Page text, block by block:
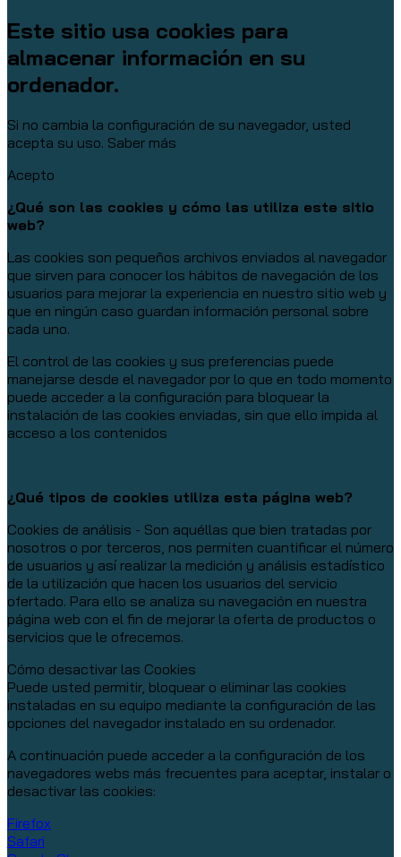
Este sitio usa cookies para
almacenar información en su
ordenador.
Si no cambia la configuración de su navegador, usted
acepta su uso. Saber más
Acepto
¿Qué son las cookies y cómo las utiliza este sitio
web?
Las cookies son pequeños archivos enviados al navegador
que sirven para conocer los hábitos de navegación de los
usuarios para mejorar la experiencia en nuestro sitio web y
que en ningún caso guardan información personal sobre
cada uno.
El control de las cookies y sus preferencias puede
manejarse desde el navegador por lo que en todo momento
puede acceder a la configuración para bloquear la
instalación de las cookies enviadas, sin que ello impida al
acceso a los contenidos
¿Qué tipos de cookies utiliza esta página web?
Cookies de análisis - Son aquéllas que bien tratadas por
nosotros o por terceros, nos permiten cuantificar el número
de usuarios y así realizar la medición y análisis estadístico
de la utilización que hacen los usuarios del servicio
ofertado. Para ello se analiza su navegación en nuestra
página web con el fin de mejorar la oferta de productos o
servicios que le ofrecemos.
Cómo desactivar las Cookies
Puede usted permitir, bloquear o eliminar las cookies
instaladas en su equipo mediante la configuración de las
opciones del navegador instalado en su ordenador.
A continuación puede acceder a la configuración de los
navegadores webs más frecuentes para aceptar, instalar o
desactivar las cookies:
Firefox
Safari